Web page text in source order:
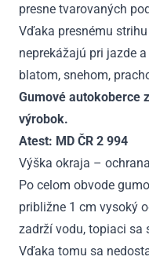
presne tvarovaných
Vďaka presnému
neprekážajú pri jazde
blatom, snehom,
Gumové autokoberce
výrobok.
Atest: MD ČR 2 994
Výška okraja –
Po celom obvode
približne 1 cm vysoký
zadrží vodu, topiaci sa
Vďaka tomu sa